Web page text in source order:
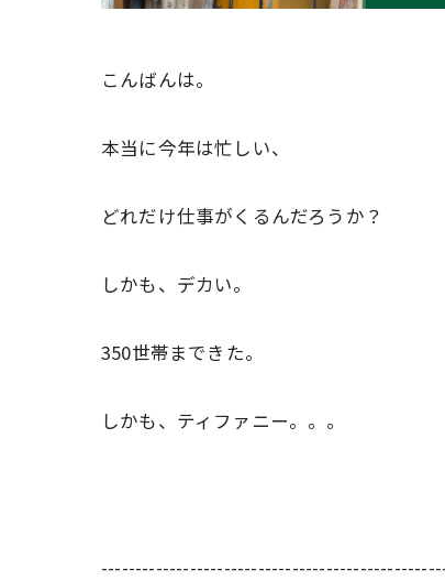
こんばんは。
本当に今年は忙しい、
どれだけ仕事がくるんだろうか？
しかも、デカい。
350世帯まできた。
しかも、ティファニー。。。